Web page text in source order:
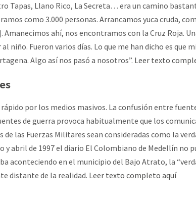
Tapas, Llano Rico, La Secreta… era un camino
como 3.000 personas. Arrancamos yuca cruda,
ahí, nos encontramos con la Cruz Roja.
niño. Fueron varios días. Lo que me han dicho es que
Algo así nos pasó a nosotros”. Leer texto
por los medios masivos. La confusión entre
de guerra provoca habitualmente que los
las Fuerzas Militares sean consideradas como la
y abril de 1997 el diario El Colombiano de Medellín no
aconteciendo en el municipio del Bajo Atrato, la
distante de la realidad. Leer texto completo aquí